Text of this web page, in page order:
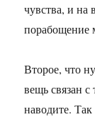
чувства, и на
порабощение
Второе, что
вещь связан
наводите.